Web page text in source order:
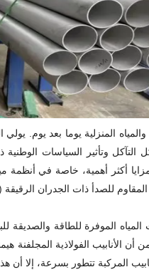
المنزلية يوما بعد يوم.
وتأثير السياسات الوطنية
أكثر أهمية، خاصة في أنظمة
الموفرة للطاقة والصديقة
الفولاذية المجلفنة